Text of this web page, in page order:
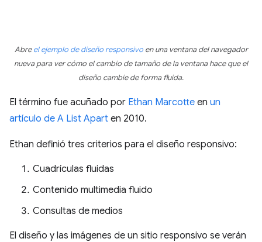
Abreel ejemplo de diseño responsivoen una ventana del navegador
nueva para ver cómo el cambio de tamaño de la ventana hace que el
diseño cambie de forma fluida.
El término fue acuñado por Ethan Marcotte en un
artículo de A List Apart en 2010.
Ethan definió tres criterios para el diseño responsivo:
Cuadrículas fluidas
Contenido multimedia fluido
Consultas de medios
El diseño y las imágenes de un sitio responsivo se verán